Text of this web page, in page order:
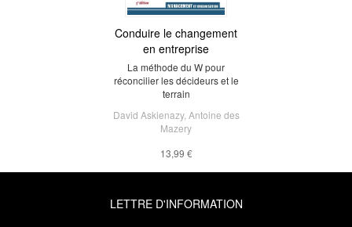
Conduire le changement
en entreprise
La méthode du W pour
réconcilier les décideurs et le
terrain
David Askienazy, Antoine des
Mazery
13,99 €
LETTRE D'INFORMATION